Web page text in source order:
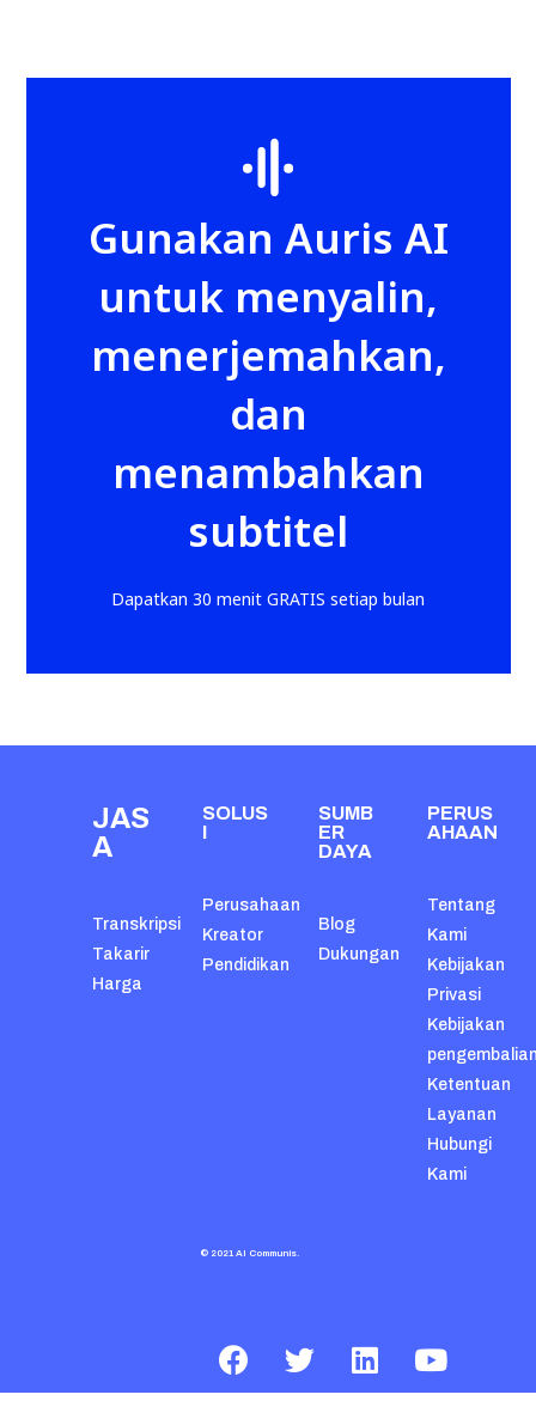
Gunakan Auris AI
untuk menyalin,
menerjemahkan,
dan
menambahkan
subtitel
Dapatkan 30 menit GRATIS setiap bulan
JAS
A
Transkripsi
Takarir
Harga
SOLUS
I
Perusahaan
Kreator
Pendidikan
SUMB
ER
DAYA
Blog
Dukungan
PERUS
AHAAN
Tentang
Kami
Kebijakan
Privasi
Kebijakan
Ketentuan
Layanan
Hubungi
Kami
© 2021 AI Communis.